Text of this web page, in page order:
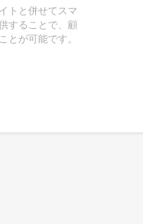
トと併せてスマ
することで、顧
とが可能です。